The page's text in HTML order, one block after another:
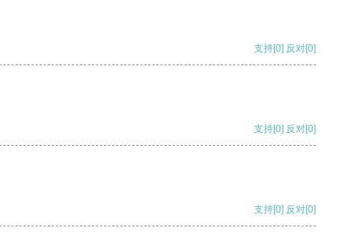
支持[0] 反对[0]
支持[0] 反对[0]
支持[0] 反对[0]